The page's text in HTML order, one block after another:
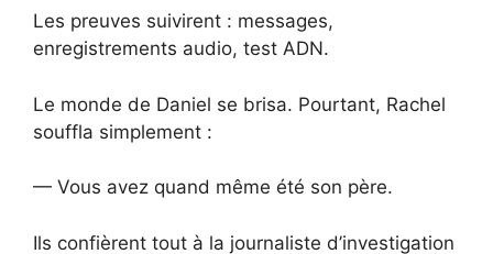
Les preuves suivirent : messages,
enregistrements audio, test ADN.
Le monde de Daniel se brisa. Pourtant, Rachel
souffla simplement :
— Vous avez quand même été son père.
Ils confièrent tout à la journaliste d’investigation